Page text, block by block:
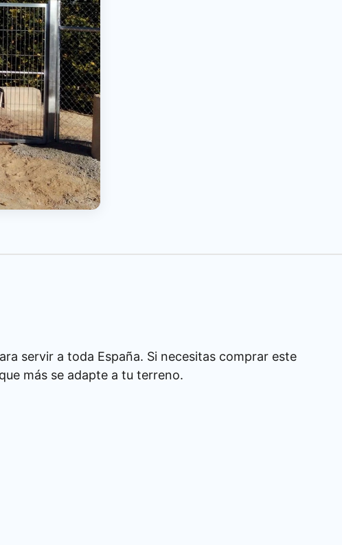
servir a toda España. Si necesitas comprar este
más se adapte a tu terreno.